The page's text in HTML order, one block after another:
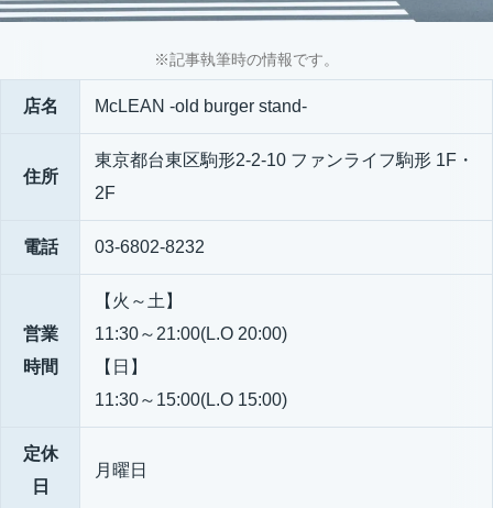
※記事執筆時の情報です。
店名 McLEAN -old burger stand-
住所
東京都台東区駒形2-2-10 ファンライフ駒形 1F・
2F
電話 03-6802-8232
営業
時間
【火～土】
11:30～21:00(L.O 20:00)
【日】
11:30～15:00(L.O 15:00)
定休
日
月曜日